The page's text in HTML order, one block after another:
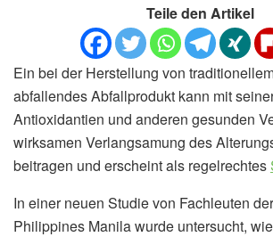
Teile den Artikel
Ein bei der Herstellung von
abfallendes Abfallprodukt kann mit
Antioxidantien und anderen gesunden
wirksamen Verlangsamung des
beitragen und erscheint als regelrechtes
In einer neuen Studie von Fachleuten
Philippines Manila wurde untersucht,